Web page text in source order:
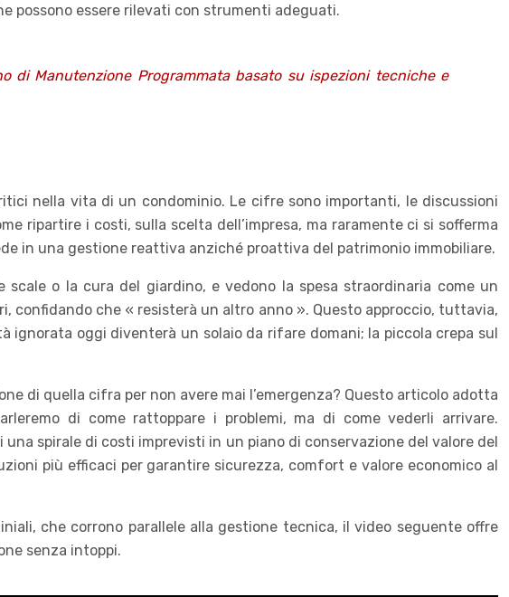
possono essere rilevati con strumenti adeguati.
Manutenzione Programmata basato su ispezioni tecniche e
nella vita di un condominio. Le cifre sono importanti, le discussioni
ripartire i costi, sulla scelta dell’impresa, ma raramente ci si sofferma
in una gestione reattiva anziché proattiva del patrimonio immobiliare.
o la cura del giardino, e vedono la spesa straordinaria come un
confidando che « resisterà un altro anno ». Questo approccio, tuttavia,
ignorata oggi diventerà un solaio da rifare domani; la piccola crepa sul
di quella cifra per non avere mai l’emergenza? Questo articolo adotta
di come rattoppare i problemi, ma di come vederli arrivare.
spirale di costi imprevisti in un piano di conservazione del valore del
più efficaci per garantire sicurezza, comfort e valore economico al
che corrono parallele alla gestione tecnica, il video seguente offre
senza intoppi.